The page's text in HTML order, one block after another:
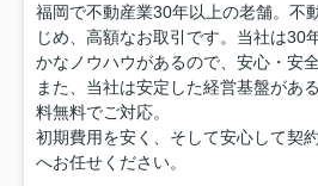
福岡で不動産業30年以上の老舗。不
じめ、高額なお取引です。当社は30
かなノウハウがあるので、安心・安
また、当社は安定した経営基盤があ
料無料でご対応。
初期費用を安く、そして安心して契
へお任せください。